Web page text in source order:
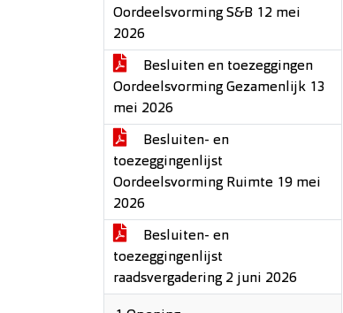
Oordeelsvorming S&B 12 mei
2026
Besluiten en toezeggingen
Oordeelsvorming Gezamenlijk 13
mei 2026
Besluiten- en
toezeggingenlijst
Oordeelsvorming Ruimte 19 mei
2026
Besluiten- en
toezeggingenlijst
raadsvergadering 2 juni 2026